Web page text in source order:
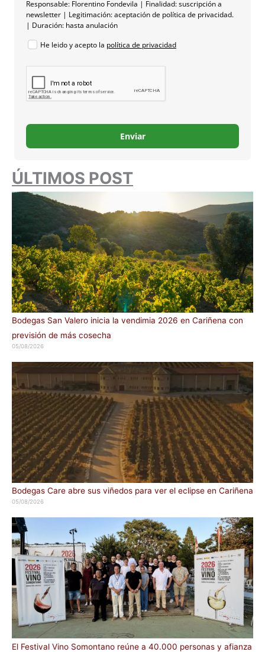
Responsable: Florentino Fondevila | Finalidad: suscripción a
newsletter | Legitimación: aceptación de política de privacidad.
| Duración: hasta anulación
He leido y acepto la política de privacidad
Enviar
ÚLTIMOS POST
Bodegas San Valero inicia la vendimia 2026 en Cariñena con
previsión de más cosecha
05/08/2026
Bodegas Care abre sus viñedos para ver el eclipse en Cariñena
05/08/2026
El Festival Vino Somontano reúne a 40.000 personas y afianza